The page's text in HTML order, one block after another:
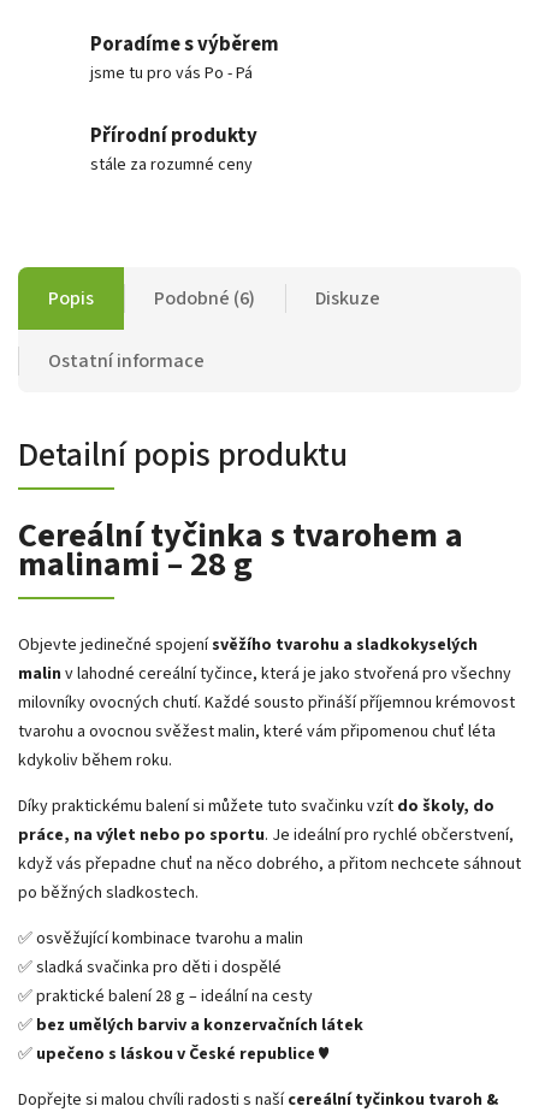
Poradíme s výběrem
jsme tu pro vás Po - Pá
Přírodní produkty
stále za rozumné ceny
Popis Podobné (6) Diskuze
Ostatní informace
Detailní popis produktu
Cereální tyčinka s tvarohem a
malinami – 28 g
Objevte jedinečné spojenísvěžího tvarohu a sladkokyselých
malin v lahodné cereální tyčince, která je jako stvořená pro všechny
milovníky ovocných chutí. Každé sousto přináší příjemnou krémovost
tvarohu a ovocnou svěžest malin, které vám připomenou chuť léta
kdykoliv během roku.
Díky praktickému balení si můžete tuto svačinku vzít do školy, do
práce, na výlet nebo po sportu. Je ideální pro rychlé občerstvení,
když vás přepadne chuť na něco dobrého, a přitom nechcete sáhnout
po běžných sladkostech.
✅ osvěžující kombinace tvarohu a malin
✅ sladká svačinka pro děti i dospělé
✅ praktické balení 28 g – ideální na cesty
✅ bez umělých barviv a konzervačních látek
✅ upečeno s láskou v České republice ♥
Dopřejte si malou chvíli radosti s našícereální tyčinkou tvaroh &